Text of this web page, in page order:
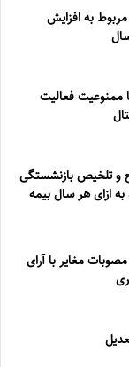
به افزایش
ممنوعيت فعاليت
تنقیح و تلخیص بازنشستگی
۵‏‏‏‏‏‏‏‏‏/۲ درصد به ازای هر سال بیمه
مغایر با آرای